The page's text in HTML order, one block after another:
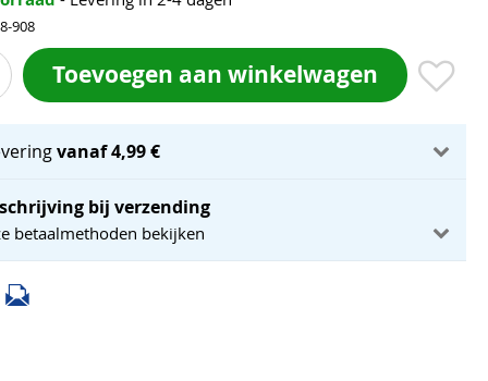
908
Toevoegen aan winkelwagen
vanaf 4,99 €
bij verzending
betaalmethoden bekijken